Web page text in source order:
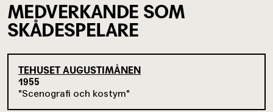
MEDVERKANDE SOM
SKÅDESPELARE
TEHUSET AUGUSTIMÅNEN
1955
Scenografi och kostym